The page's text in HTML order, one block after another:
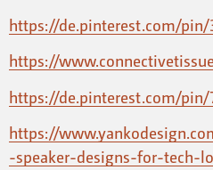
https://de.pinterest.com/
https://
https://de.pinterest.com/
https://
-speaker-designs-for-tech-